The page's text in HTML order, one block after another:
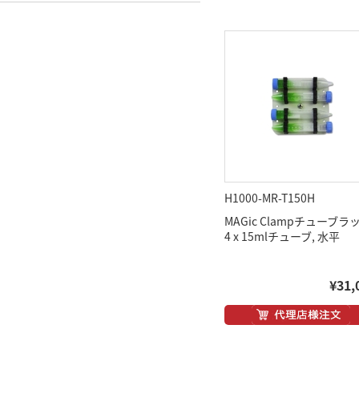
H1000-MR-T150H
MAGic Clampチューブラ
4 x 15mlチューブ, 水平